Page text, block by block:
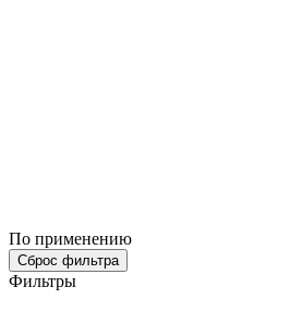
По применению
Сброс фильтра
Фильтры